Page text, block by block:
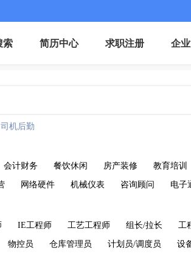
索 简历中心 求职注册 企
司机后勤
会计财务 餐饮休闲 房产装修 教育培训
网络硬件 机械仪表 咨询顾问 电子
IE工程师 工艺工程师 组长/拉长 工
物控员 仓库管理员 计划员/调度员 设